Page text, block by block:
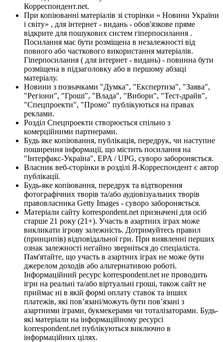
Корреспондент.net.
При копіюванні матеріалів зі сторінки « Новини України
і світу» , для інтернет - видань - обов'язкове пряме
відкрите для пошукових систем гіперпосилання .
Посилання має бути розміщена в незалежності від
повного або часткового використання матеріалів.
Гіперпосилання ( для інтернет - видань) - повинна бути
розміщена в підзаголовку або в першому абзаці
матеріалу.
Новини з позначками "Думка", "Експертиза", "Заява",
"Регіони", "Гроші", "Влада", "Вибори", "Тест-драйв",
"Спецпроекти", "Промо" публікуються на правах
реклами.
Розділ Спецпроекти створюється спільно з
комерційними партнерами.
Будь яке копіювання, публікація, передрук, чи наступне
поширення інформації, що містить посилання на
"Інтерфакс-Україна", EPA / UPG, суворо забороняється.
Власник веб-сторінки в розділі Я-Корреспондент є автор
публікації.
Будь-яке копіювання, передрук та відтворення
фотографічних творів та/або аудіовізуальних творів
правовласника Getty Images - суворо забороняється.
Матеріали сайту korrespondent.net призначені для осіб
старше 21 року (21+). Участь в азартних іграх може
викликати ігрову залежність. Дотримуйтесь правил
(принципів) відповідальної гри. При виявленні перших
ознак залежності негайно зверніться до спеціаліста.
Пам'ятайте, що участь в азартних іграх не може бути
джерелом доходів або альтернативою роботі.
Інформаційний ресурс korrespondent.net не проводить
ігри на реальні та/або віртуальні гроші, також сайт не
приймає ні в якій формі оплату ставок та інших
платежів, які пов’язані/можуть бути пов’язані з
азартними іграми, букмекерами чи тоталізаторами. Будь-
які матеріали на інформаційному ресурсі
korrespondent.net публікуються виключно в
інформаційних цілях.